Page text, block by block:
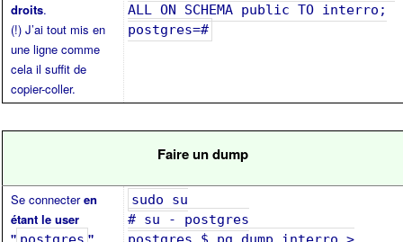
droits.
(!) J’ai tout mis en
une ligne comme
cela il suffit de
copier-coller.
ALL ON SCHEMA public TO interro;
postgres=#
Faire un dump
Se connecteren
étant le user
sudo su
# su - postgres